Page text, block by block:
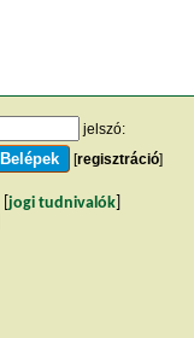
jelszó:
[regisztráció]
jogi tudnivalók